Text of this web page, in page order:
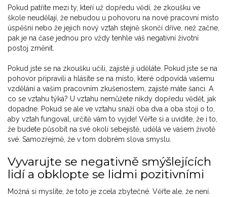
Pokud patříte mezi ty, kteří už dopředu vědí, že zkoušku ve
škole neudělají, že nebudou u pohovoru na nové pracovní místo
úspěšní nebo že jejich nový vztah stejně skončí dříve, než začne,
pak je na čase jednou pro vždy tenhle váš negativní životní
postoj změnit.
Pokud jste se na zkoušku učili, zajisté ji uděláte. Pokud jste se na
pohovor připravili a hlásíte se na místo, které odpovídá vašemu
vzdělání a vašim pracovním zkušenostem, zajisté máte šanci. A
co se vztahu týká? U vztahu nemůžete nikdy dopředu vědět, jak
dopadne. Pokud se ale ve vztahu snaží oba dva a oba stojí o to,
aby vztah fungoval, určitě vám to vyjde! Věřte si a uvidíte, že i to,
že budete působit na své okolí sebejistě, udělá ve vašem životě
své. Samozřejmě, že v tom dobrém slova smyslu.
Vyvarujte se negativně smýšlejících
lidí a obklopte se lidmi pozitivními
Možná si myslíte, že toto je zcela zbytečné. Věřte ale, že není.